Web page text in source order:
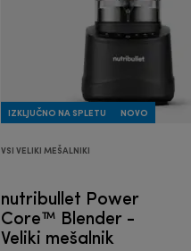
IZKLJUČNO NA SPLETU NOVO
VSI VELIKI MEŠALNIKI
nutribullet Power
Core™ Blender -
Veliki mešalnik